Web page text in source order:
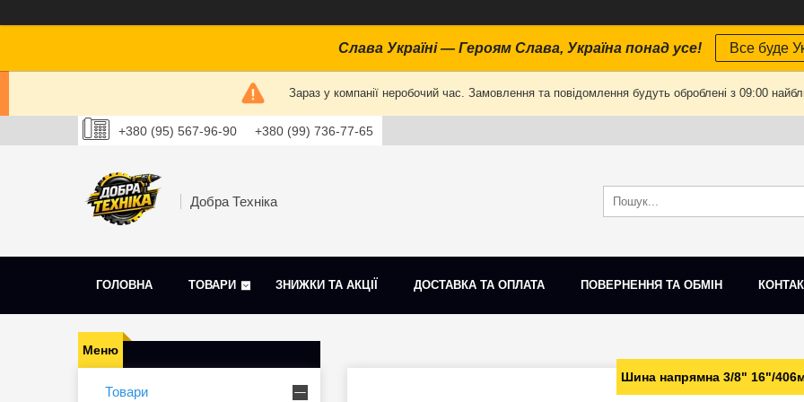
Слава Україні — Героям Слава, Україна понад усе! Все буде
Зараз у компанії неробочий час. Замовлення та повідомлення будуть оброблені з 09:00
+380 (95) 567-96-90 +380 (99) 736-77-65
Добра Техніка
ГОЛОВНА ТОВАРИ ЗНИЖКИ ТА АКЦІЇ ДОСТАВКА ТА ОПЛАТА ПОВЕРНЕННЯ ТА ОБМІН
Шина напрямна 3/8" 16"/
Товари